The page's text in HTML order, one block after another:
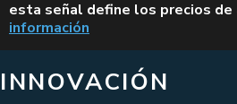
esta señal define los precios
información
INNOVACIÓN